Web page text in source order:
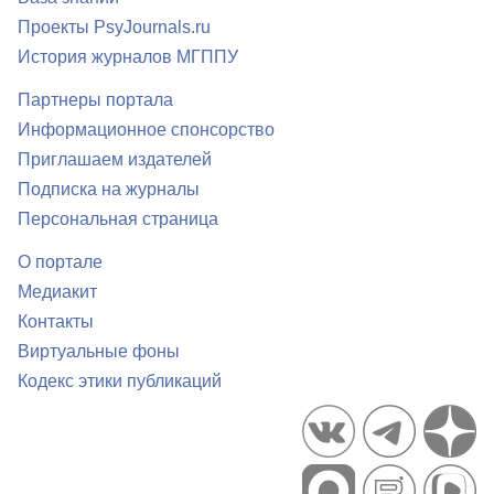
Проекты PsyJournals.ru
История журналов МГППУ
Партнеры портала
Информационное спонсорство
Приглашаем издателей
Подписка на журналы
Персональная страница
О портале
Медиакит
Контакты
Виртуальные фоны
Кодекс этики публикаций